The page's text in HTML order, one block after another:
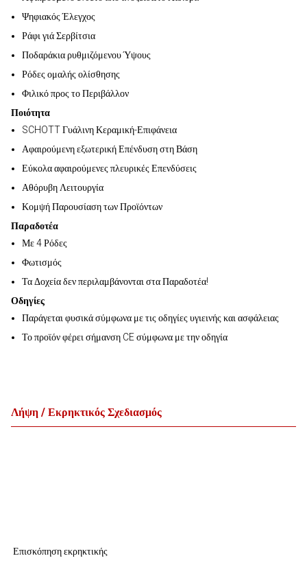
Ψηφιακός Έλεγχος
Ράφι γιά Σερβίτσια
Ποδαράκια ρυθμιζόμενου Ύψους
Ρόδες ομαλής ολίσθησης
Φιλικό προς το Περιβάλλον
Ποιότητα
SCHOTT Γυάλινη Κεραμική-Επιφάνεια
Αφαιρούμενη εξωτερική Επένδυση στη Βάση
Εύκολα αφαιρούμενες πλευρικές Επενδύσεις
Αθόρυβη Λειτουργία
Κομψή Παρουσίαση των Προϊόντων
Παραδοτέα
Με 4 Ρόδες
Φωτισμός
Τα Δοχεία δεν περιλαμβάνονται στα Παραδοτέα!
Οδηγίες
Παράγεται φυσικά σύμφωνα με τις οδηγίες υγιεινής και ασφάλειας
Το προϊόν φέρει σήμανση CE σύμφωνα με την οδηγία
Λήψη / Εκρηκτικός Σχεδιασμός
Επισκόπηση εκρηκτικής